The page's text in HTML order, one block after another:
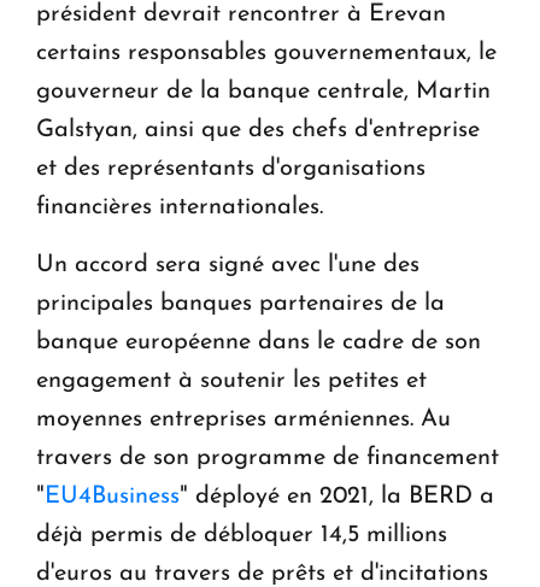
président devrait rencontrer à Erevan
certains responsables gouvernementaux, le
gouverneur de la banque centrale, Martin
Galstyan, ainsi que des chefs d'entreprise
et des représentants d'organisations
financières internationales.
Un accord sera signé avec l'une des
principales banques partenaires de la
banque européenne dans le cadre de son
engagement à soutenir les petites et
moyennes entreprises arméniennes. Au
travers de son programme de financement
" EU4Business" déployé en 2021, la BERD a
déjà permis de débloquer 14,5 millions
d'euros au travers de prêts et d'incitations